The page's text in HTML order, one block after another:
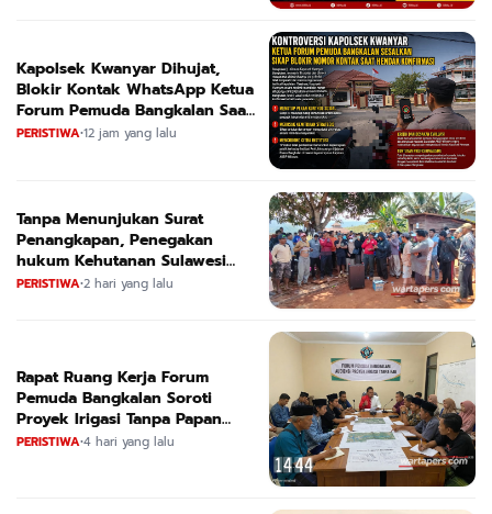
Kapolsek Kwanyar Dihujat,
Blokir Kontak WhatsApp Ketua
Forum Pemuda Bangkalan Saat
Dikonfirmasi
PERISTIWA•12 jam yang lalu
Tanpa Menunjukan Surat
Penangkapan, Penegakan
hukum Kehutanan Sulawesi
Selatan Culik Petani Ladah Di
PERISTIWA•2 hari yang lalu
Rapat Ruang Kerja Forum
Pemuda Bangkalan Soroti
Proyek Irigasi Tanpa Papan
Nama
PERISTIWA•4 hari yang lalu